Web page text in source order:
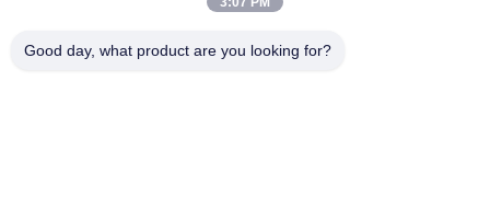
Good day, what product are you looking for?